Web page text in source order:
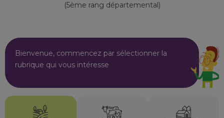
(5ème rang départemental)
Bienvenue, commencez par sélectionner la
rubrique qui vous intéresse